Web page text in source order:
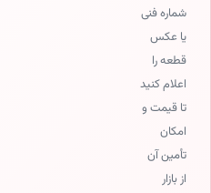
شماره فنی
یا عکس
قطعه را
اعلام کنید
تا قیمت و
امکان
تأمین آن
از بازار